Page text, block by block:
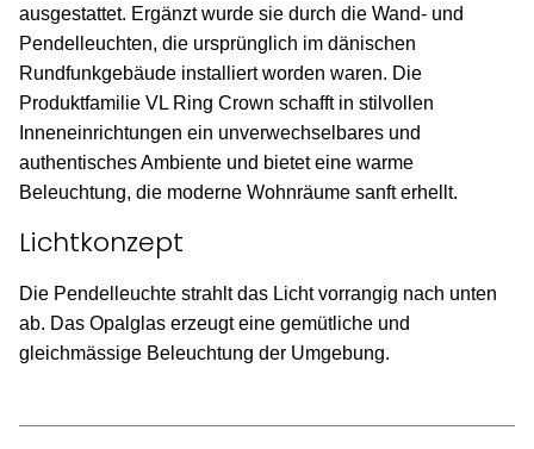
ausgestattet. Ergänzt wurde sie durch die Wand- und
Pendelleuchten, die ursprünglich im dänischen
Rundfunkgebäude installiert worden waren. Die
Produktfamilie VL Ring Crown schafft in stilvollen
Inneneinrichtungen ein unverwechselbares und
authentisches Ambiente und bietet eine warme
Beleuchtung, die moderne Wohnräume sanft erhellt.
Lichtkonzept
Die Pendelleuchte strahlt das Licht vorrangig nach unten
ab. Das Opalglas erzeugt eine gemütliche und
gleichmässige Beleuchtung der Umgebung.